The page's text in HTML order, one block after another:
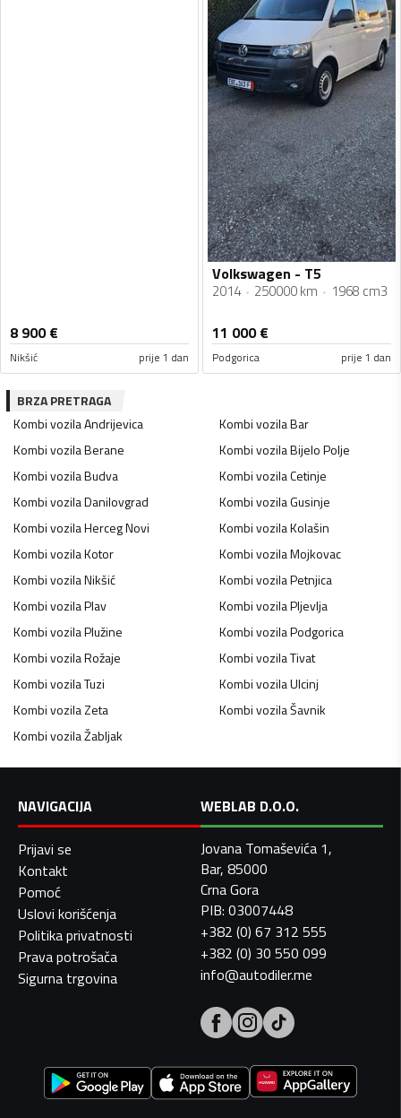
8 900€
Nikšić prije 1 dan
Volkswagen - T5
2014 250000 km 1968 cm3
11 000€
Podgorica prije 1 dan
BRZA PRETRAGA
Kombi vozilaAndrijevica Kombi vozilaBar
Kombi vozilaBerane Kombi vozilaBijelo Polje
Kombi vozilaBudva Kombi vozilaCetinje
Kombi vozilaDanilovgrad Kombi vozilaGusinje
Kombi vozilaHerceg Novi Kombi vozilaKolašin
Kombi vozilaKotor Kombi vozilaMojkovac
Kombi vozilaNikšić Kombi vozilaPetnjica
Kombi vozilaPlav Kombi vozilaPljevlja
Kombi vozilaPlužine Kombi vozilaPodgorica
Kombi vozilaRožaje Kombi vozilaTivat
Kombi vozilaTuzi Kombi vozilaUlcinj
Kombi vozilaZeta Kombi vozilaŠavnik
Kombi vozilaŽabljak
NAVIGACIJA
Prijavi se
Kontakt
Pomoć
Uslovi korišćenja
Politika privatnosti
Prava potrošača
Sigurna trgovina
WEBLAB D.O.O.
Jovana Tomaševića 1,
Bar, 85000
Crna Gora
PIB: 03007448
+382 (0) 67 312 555
+382 (0) 30 550 099
info@autodiler.me